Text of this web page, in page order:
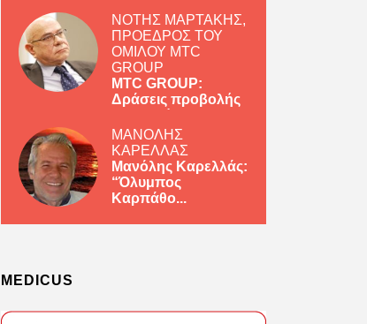
ΝΟΤΗΣ ΜΑΡΤΑΚΗΣ,
ΠΡΟΕΔΡΟΣ ΤΟΥ
ΟΜΙΛΟΥ MTC
GROUP
MTC GROUP:
Δράσεις προβολής
ΜΑΝΟΛΗΣ
ΚΑΡΕΛΛΑΣ
Μανόλης Καρελλάς:
“Όλυμπος
Καρπάθο...
MEDICUS